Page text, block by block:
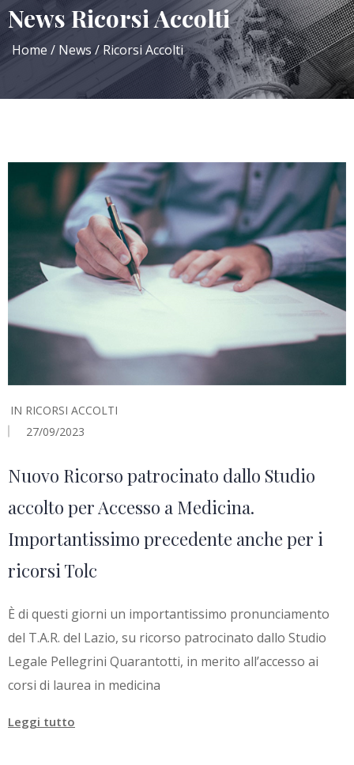
News Ricorsi Accolti
Home News Ricorsi Accolti
IN RICORSI ACCOLTI
27/09/2023
Nuovo Ricorso patrocinato dallo Studio
accolto per Accesso a Medicina.
Importantissimo precedente anche per i
ricorsi Tolc
È di questi giorni un importantissimo pronunciamento
del T.A.R. del Lazio, su ricorso patrocinato dallo Studio
Legale Pellegrini Quarantotti, in merito all’accesso ai
corsi di laurea in medicina
Leggi tutto